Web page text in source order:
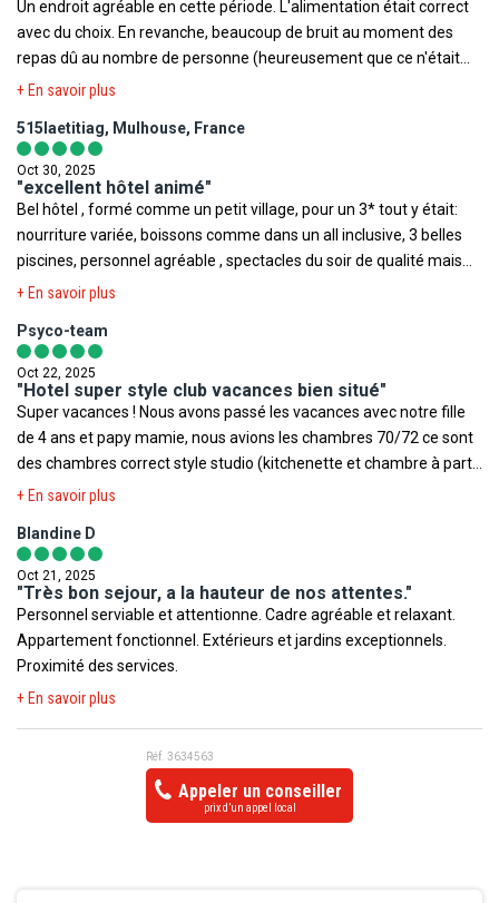
dans l'ensemble pour cet hôtel 3*
Un endroit agréable en cette période. L'alimentation était correct
avec du choix. En revanche, beaucoup de bruit au moment des
repas dû au nombre de personne (heureusement que ce n'était
pas pendant les grosses périodes de vacances) Très bien pour
+ En savoir plus
515laetitiag, Mulhouse, France
Oct 30, 2025
"excellent hôtel animé"
Bel hôtel , formé comme un petit village, pour un 3* tout y était:
nourriture variée, boissons comme dans un all inclusive, 3 belles
piscines, personnel agréable , spectacles du soir de qualité mais
surtout un énorme MERCI à l'équipe d'animation avec RUBEN et
avec les enfants que les adultes. A savoir pas de location de
serviette de plage mais en vente à 10€ à la réception.
+ En savoir plus
Psyco-team
Oct 22, 2025
"Hotel super style club vacances bien situé"
Super vacances ! Nous avons passé les vacances avec notre fille
de 4 ans et papy mamie, nous avions les chambres 70/72 ce sont
des chambres correct style studio (kitchenette et chambre à part)
Nous étions en all inclusive et avons super bien mangé il y avait
au même endroit et angel, le serveur, était aux petits soins ! Pour
le bar, les alcool sont plus que correct et merci à Morena la
barmaid, le petite elle aimait bien les glaces à l’eaux compris dans
le all in. L’équipe animation est au top menée par Will pleins
d’énergie ! Et ruben super aussi Le soir il y avait des spectacles de
qualités ! Si je dois dire une petite note c’est la température de
l’eau des piscines.. par contre elles sont superbe et l’hotel est très
+ En savoir plus
Blandine D
Oct 21, 2025
"Très bon sejour, a la hauteur de nos attentes."
Personnel serviable et attentionne. Cadre agréable et relaxant.
Appartement fonctionnel. Extérieurs et jardins exceptionnels.
Proximité des services.
+ En savoir plus
Réf. 3634563
Appeler un conseiller
prix d’un appel local